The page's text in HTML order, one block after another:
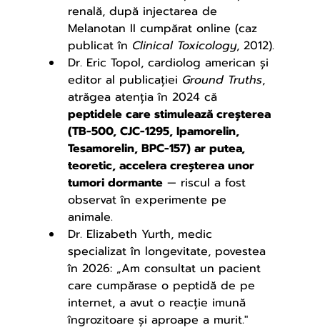
renală, după injectarea de
Melanotan II cumpărat online (caz
publicat în Clinical Toxicology, 2012).
Dr. Eric Topol, cardiolog american și
editor al publicației Ground Truths,
atrăgea atenția în 2024 că
peptidele care stimulează creșterea
(TB-500, CJC-1295, Ipamorelin,
Tesamorelin, BPC-157) ar putea,
teoretic, accelera creșterea unor
tumori dormante — riscul a fost
observat în experimente pe
animale.
Dr. Elizabeth Yurth, medic
specializat în longevitate, povestea
în 2026: „Am consultat un pacient
care cumpărase o peptidă de pe
internet, a avut o reacție imună
îngrozitoare și aproape a murit."